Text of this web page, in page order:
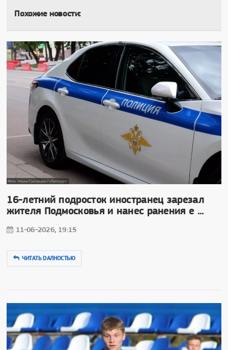
Похожие новости:
16-летний подросток иностранец зарезал
жителя Подмосковья и нанес ранения е ...
11-06-2026, 19:15
ЧИТАТЬ DAЛНОСТЬЮ